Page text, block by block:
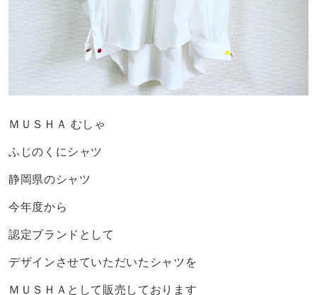
ＭＵＳＨＡ むしゃ
ふじのくにシャツ
静岡県のシャツ
今年度から
認定ブランドとして
デザインさせていただいたシャツを
ＭＵＳＨＡとして販売しております